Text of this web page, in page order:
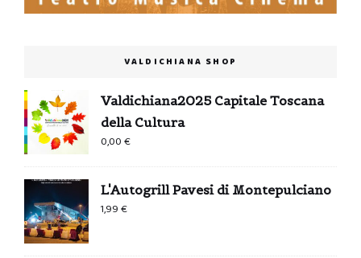
VALDICHIANA SHOP
Valdichiana2025 Capitale Toscana
della Cultura
0,00€
L'Autogrill Pavesi di Montepulciano
1,99€